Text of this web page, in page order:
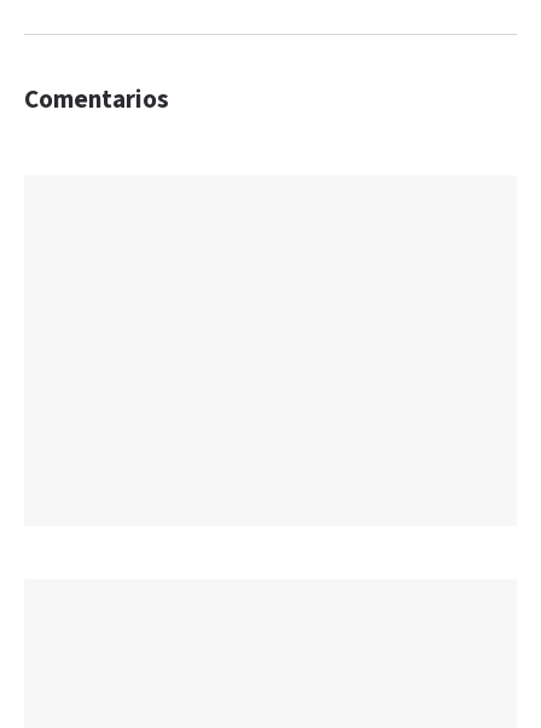
Comentarios